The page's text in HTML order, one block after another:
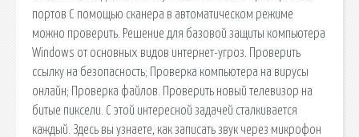
портов С помощью сканера в автоматическом режиме
можно проверить. Решение для базовой защиты компьютера
Windows от основных видов интернет-угроз. Проверить
ссылку на безопасность; Проверка компьютера на вирусы
онлайн; Проверка файлов. Проверить новый телевизор на
битые пиксели. С этой интересной задачей сталкивается
каждый. Здесь вы узнаете, как записать звук через микрофон